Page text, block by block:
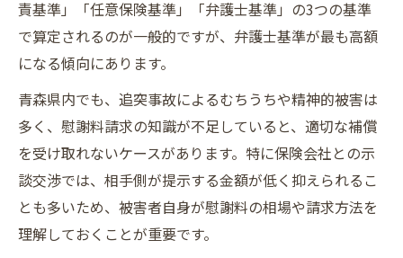
症状固定までの対応が慰謝料左右する理由
交通事故後の通院日数と慰謝料の関係性
むちうち症状を正確に伝えるための工夫
正しい示談交渉で損をしないための手順
交通事故示談交渉の基本的なステップ
追突事故で不利にならない交渉術
慰謝料相場を理解して交渉を有利に進める
交通事故証拠を活かした示談交渉のコツ
責基準」「任意保険基準」「弁護士基準」の3つの基準
で算定されるのが一般的ですが、弁護士基準が最も高額
になる傾向にあります。
青森県内でも、追突事故によるむちうちや精神的被害は
多く、慰謝料請求の知識が不足していると、適切な補償
を受け取れないケースがあります。特に保険会社との示
談交渉では、相手側が提示する金額が低く抑えられるこ
とも多いため、被害者自身が慰謝料の相場や請求方法を
理解しておくことが重要です。